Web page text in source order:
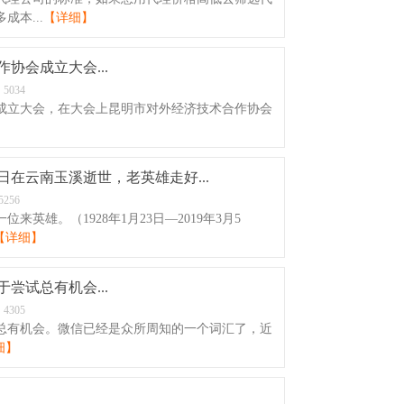
成本... 【详细】
协会成立大会...
5034
大会，在大会上昆明市对外经济技术合作协会
在云南玉溪逝世，老英雄走好...
来英雄。（1928年1月23日—2019年3月5
详细】
尝试总有机会...
4305
机会。微信已经是众所周知的一个词汇了，近